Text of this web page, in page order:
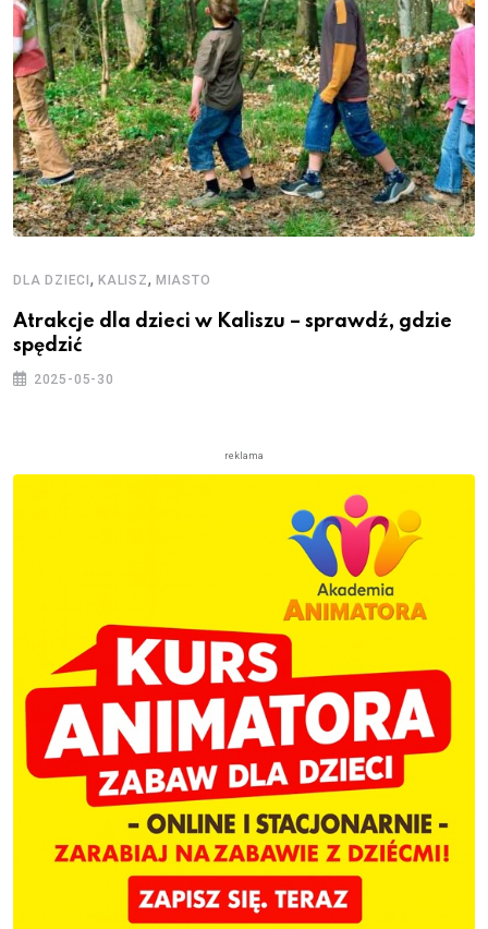
DLA DZIECI , KALISZ, MIASTO
Atrakcje dla dzieci w Kaliszu – sprawdź, gdzie
spędzić
2025-05-30
reklama